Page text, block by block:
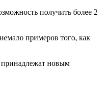
получить более 2
примеров того, как
новым